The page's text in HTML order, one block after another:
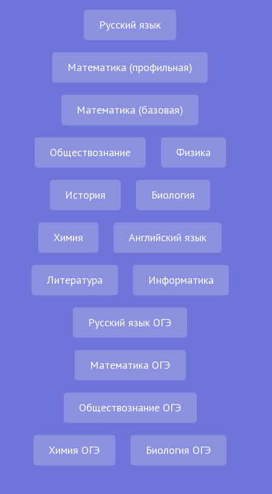
Русский язык
Математика (профильная)
Математика (базовая)
Обществознание Физика
История Биология
Химия Английский язык
Литература Информатика
Русский язык ОГЭ
Математика ОГЭ
Обществознание ОГЭ
Химия ОГЭ Биология ОГЭ